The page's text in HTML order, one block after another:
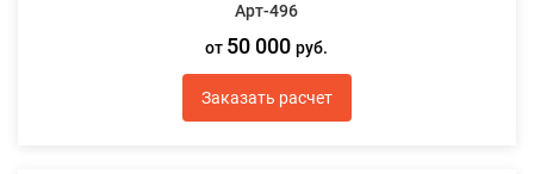
Арт-496
от 50 000руб.
Заказать расчет